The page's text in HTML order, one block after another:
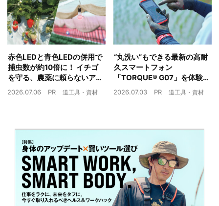
赤色LEDと青色LEDの併用で
捕虫数が約10倍に！ イチゴ
を守る、農薬に頼らないア
ザミウマ対策
2026.07.06 PR 道工具・資材
“丸洗い”もできる最新の高耐
久スマートフォン
「TORQUE® G07」を体験
農業現場の“スマホの弱点”を
2026.07.03 PR 道工具・資材